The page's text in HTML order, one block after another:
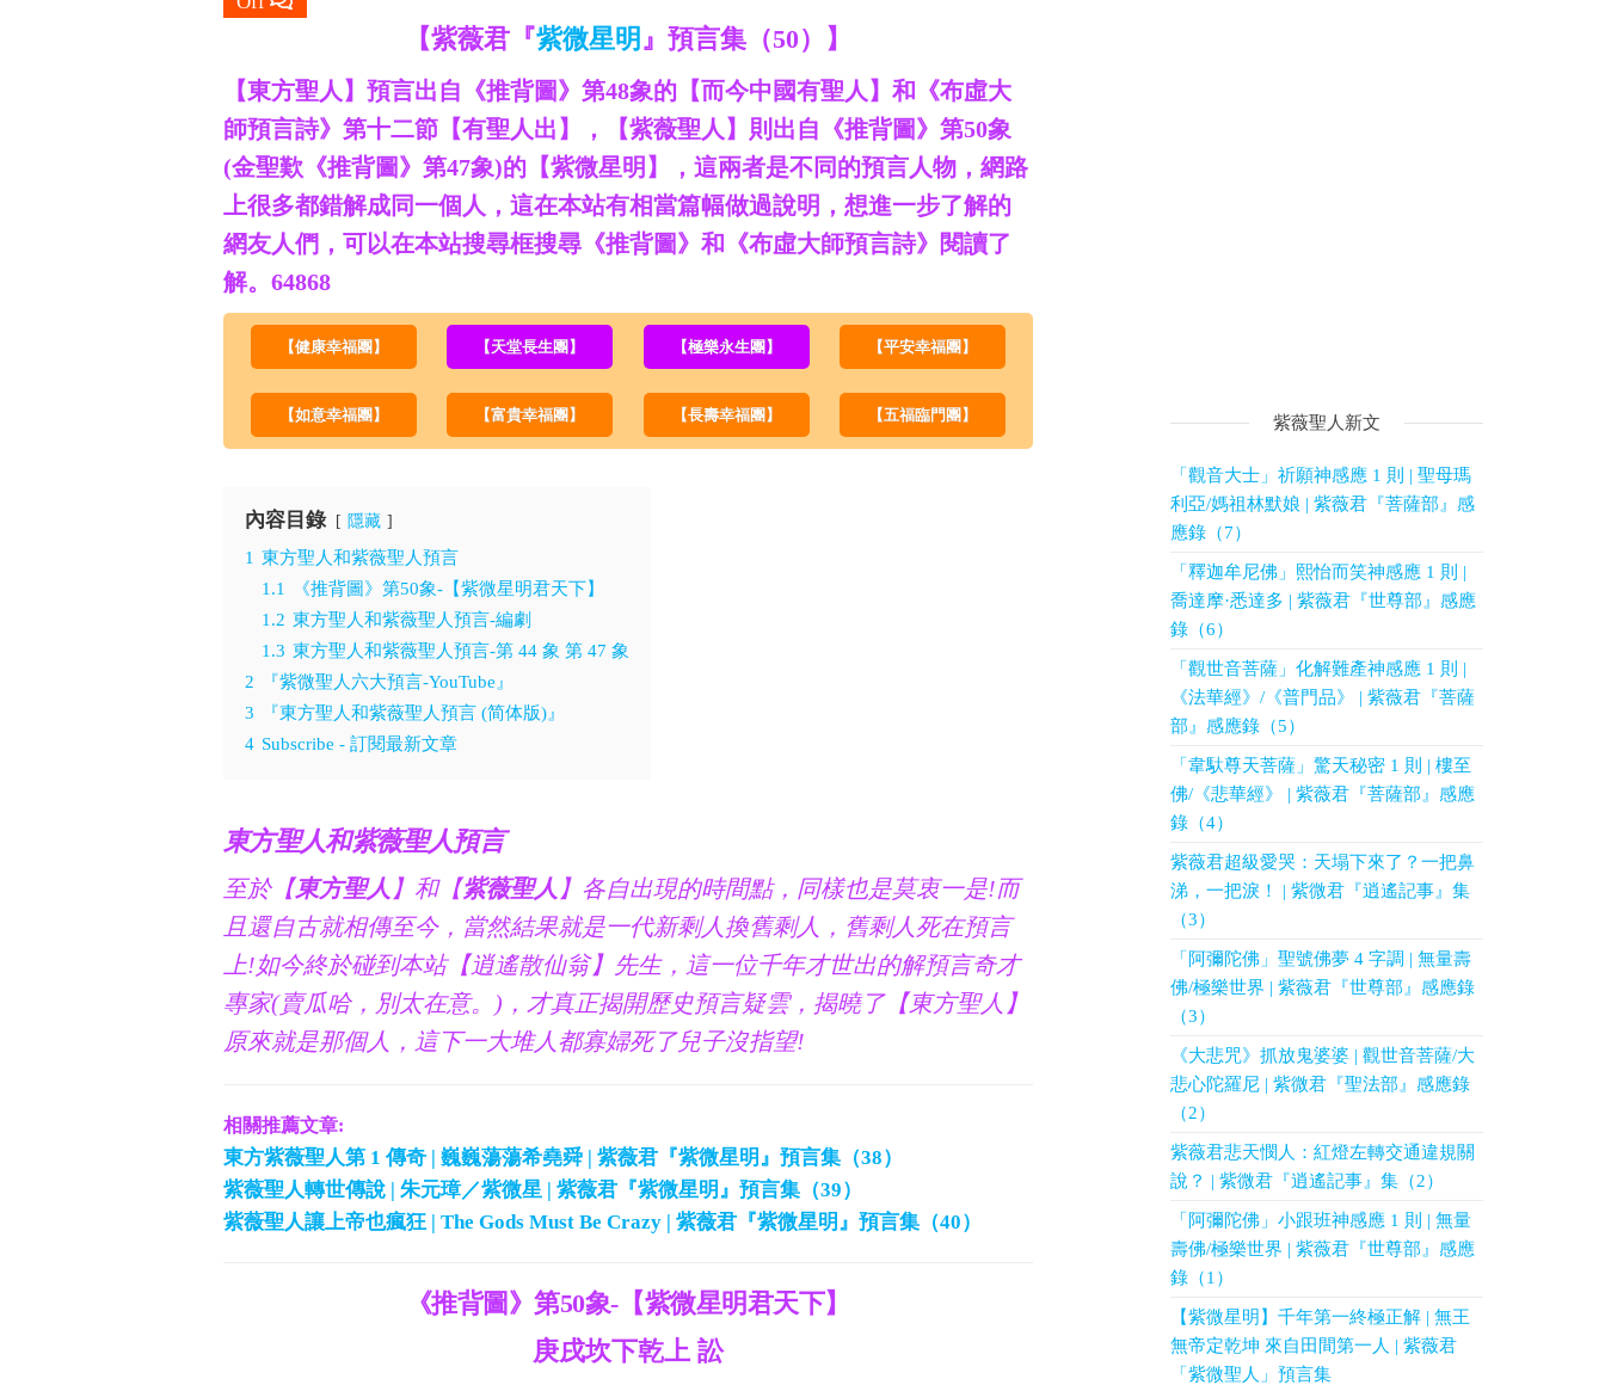
【紫薇君『紫微星明 』預言集（50）】
【東方聖人】預言出自《推背圖》第48象的【而今中國有聖人】和《布虛大
師預言詩》第十二節【有聖人出】，【紫薇聖人】則出自《推背圖》第50象
(金聖歎《推背圖》第47象)的【紫微星明】，這兩者是不同的預言人物，網路
上很多都錯解成同一個人，這在本站有相當篇幅做過說明，想進一步了解的
網友人們，可以在本站搜尋框搜尋《推背圖》和《布虛大師預言詩》閱讀了
解。64868
【健康幸福團】
【如意幸福團】
【天堂長生團】
【富貴幸福團】
【極樂永生團】
【長壽幸福團】
【平安幸福團】
【五福臨門團】
內容目錄 隱藏
1 東方聖人和紫薇聖人預言
1.1
《推背圖》第50象-【紫微星明君天下】
1.2 東方聖人和紫薇聖人預言-編劇
1.3 東方聖人和紫薇聖人預言-第 44 象 第 47 象
2
『紫微聖人六大預言-YouTube』
3
『東方聖人和紫薇聖人預言 (简体版)』
4 Subscribe - 訂閱最新文章
東方聖人和紫薇聖人預言
至於【東方聖人 】和【紫薇聖人 】各自出現的時間點，同樣也是莫衷一是!而
且還自古就相傳至今，當然結果就是一代新剩人換舊剩人，舊剩人死在預言
上!如今終於碰到本站【逍遙散仙翁】先生，這一位千年才世出的解預言奇才
專家(賣瓜哈，別太在意。)，才真正揭開歷史預言疑雲，揭曉了【東方聖人】
原來就是那個人，這下一大堆人都寡婦死了兒子沒指望!
相關推薦文章:
東方紫薇聖人第 1 傳奇 | 巍巍蕩蕩希堯舜 | 紫薇君『紫微星明』預言集（38）
紫薇聖人轉世傳說 | 朱元璋／紫微星 | 紫薇君『紫微星明』預言集（39）
紫薇聖人讓上帝也瘋狂 | The Gods Must Be Crazy | 紫薇君『紫微星明』預言集（40）
《推背圖》第50象-【紫微星明君天下】
庚戌坎下乾上 訟
紫薇聖人新文
「觀音大士」祈願神感應 1 則 | 聖母瑪
利亞/媽祖林默娘 | 紫薇君『菩薩部』感
應錄（7）
「釋迦牟尼佛」熙怡而笑神感應 1 則 |
喬達摩·悉達多 | 紫薇君『世尊部』感應
錄（6）
「觀世音菩薩」化解難產神感應 1 則 |
《法華經》/《普門品》 | 紫薇君『菩薩
部』感應錄（5）
「韋馱尊天菩薩」驚天秘密 1 則 | 樓至
佛/《悲華經》 | 紫薇君『菩薩部』感應
錄（4）
紫薇君超級愛哭：天塌下來了？一把鼻
涕，一把淚！ | 紫微君『逍遙記事』集
（3）
「阿彌陀佛」聖號佛夢 4 字調 | 無量壽
佛/極樂世界 | 紫薇君『世尊部』感應錄
（3）
《大悲咒》抓放鬼婆婆 | 觀世音菩薩/大
悲心陀羅尼 | 紫微君『聖法部』感應錄
（2）
紫薇君悲天憫人：紅燈左轉交通違規關
說？ | 紫微君『逍遙記事』集（2）
「阿彌陀佛」小跟班神感應 1 則 | 無量
壽佛/極樂世界 | 紫薇君『世尊部』感應
錄（1）
【紫微星明】千年第一終極正解 | 無王
無帝定乾坤 來自田間第一人 | 紫薇君
「紫微聖人」預言集